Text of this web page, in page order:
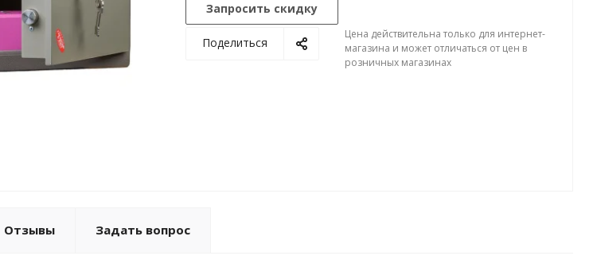
Запросить скидку
Поделиться
Цена действительна только для интернет-
магазина и может отличаться от цен в
розничных магазинах
Отзывы Задать вопрос